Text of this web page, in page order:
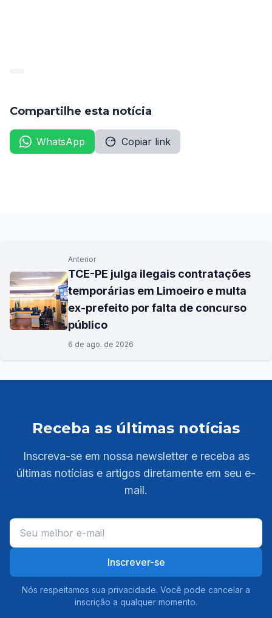
Compartilhe esta notícia
WhatsApp Copiar link
Anterior
TCE-PE julga ilegais contratações
temporárias em Limoeiro e multa
ex-prefeito por falta de concurso
público
6 de ago. de 2026
Receba as últimas notícias
Inscreva-se em nossa newsletter e receba as
últimas notícias e artigos diretamente em seu e-
mail.
Inscrever-se
Nós respeitamos sua privacidade. Você pode cancelar a
inscrição a qualquer momento.